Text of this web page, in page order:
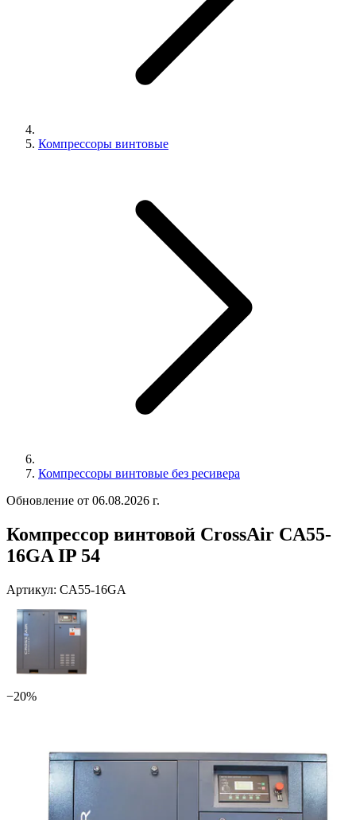
Компрессоры винтовые
Компрессоры винтовые без ресивера
Обновление от 06.08.2026 г.
Компрессор винтовой CrossAir CA55-
16GA IP 54
Артикул: CA55-16GA
−20%